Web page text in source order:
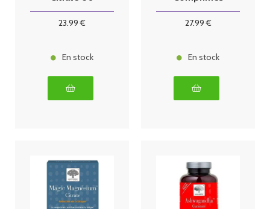
23.99 €
En stock
27.99€
En stock